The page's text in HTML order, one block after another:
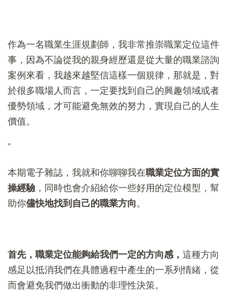
作為一名職業生涯規劃師，我非常推崇職業定位這件
事，因為不論從我的親身經歷還是從大量的職業諮詢
案例來看，我越來越堅信這樣一個規律，那就是，對
於很多職場人而言，一定要找到自己的興趣領域或者
優勢領域，才可能避免無效的努力，實現自己的人生
價值。
”
本期電子雜誌，我就和你聊聊我在職業定位方面的實
操經驗，同時也會介紹給你一些好用的定位模型，幫
助你儘快地找到自己的職業方向。
首先，職業定位能夠給我們一定的方向感， 這種方向
感足以抵消我們在具體過程中產生的一系列情緒，從
而會避免我們做出衝動的非理性決策。